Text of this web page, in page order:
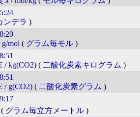
ンデラ )
g/mol ( グラム毎モル )
/kg(CO2) ( 二酸化炭素キログラム )
/ g(CO2) ( 二酸化炭素グラム )
( グラム毎立方メートル )